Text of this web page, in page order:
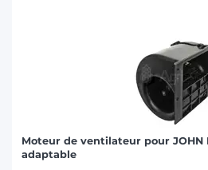
Moteur de ventilateur pour JOHN
adaptable